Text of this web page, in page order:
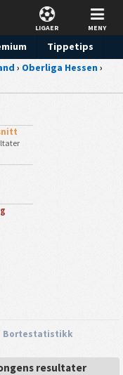
LIGAER MENY
Tippetips
› Oberliga Hessen›
Bortestatistikk
resultater